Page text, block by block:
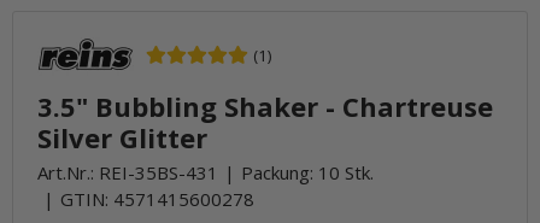
(1)
3.5" Bubbling Shaker - Chartreuse
Silver Glitter
Art.Nr.: REI-35BS-431
Packung: 10 Stk.
GTIN: 4571415600278